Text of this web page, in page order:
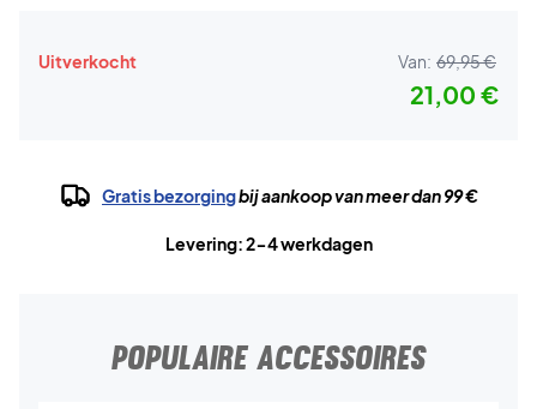
Uitverkocht Van: 69,95 €
21,00 €
Gratis bezorgingbij aankoop van meer dan 99 €
Levering: 2-4 werkdagen
POPULAIRE ACCESSOIRES